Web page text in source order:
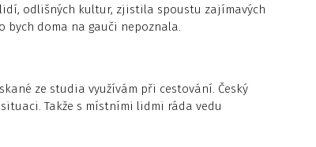
odlišných kultur, zjistila spoustu zajímavých
bych doma na gauči nepoznala.
ze studia využívám při cestování. Český
Takže s místními lidmi ráda vedu